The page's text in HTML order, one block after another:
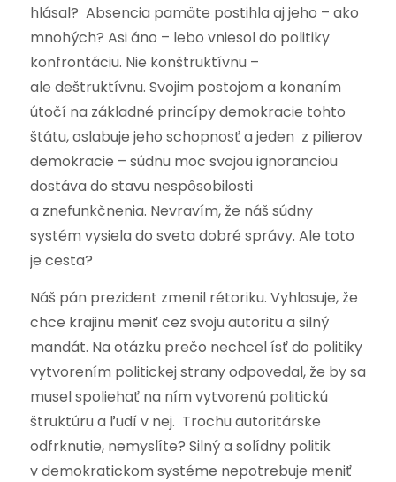
hlásal? Absencia pamäte postihla aj jeho – ako
mnohých? Asi áno – lebo vniesol do politiky
konfrontáciu. Nie konštruktívnu –
ale deštruktívnu. Svojim postojom a konaním
útočí na základné princípy demokracie tohto
štátu, oslabuje jeho schopnosť a jeden z pilierov
demokracie – súdnu moc svojou ignoranciou
dostáva do stavu nespôsobilosti
a znefunkčnenia. Nevravím, že náš súdny
systém vysiela do sveta dobré správy. Ale toto
je cesta?
Náš pán prezident zmenil rétoriku. Vyhlasuje, že
chce krajinu meniť cez svoju autoritu a silný
mandát. Na otázku prečo nechcel ísť do politiky
vytvorením politickej strany odpovedal, že by sa
musel spoliehať na ním vytvorenú politickú
štruktúru a ľudí v nej. Trochu autoritárske
odfrknutie, nemyslíte? Silný a solídny politik
v demokratickom systéme nepotrebuje meniť